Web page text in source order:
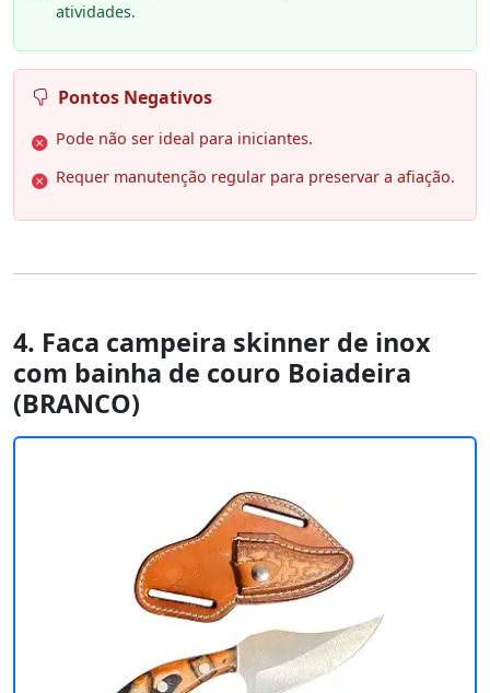
atividades.
Pontos Negativos
Pode não ser ideal para iniciantes.
Requer manutenção regular para preservar a afiação.
4. Faca campeira skinner de inox
com bainha de couro Boiadeira
(BRANCO)